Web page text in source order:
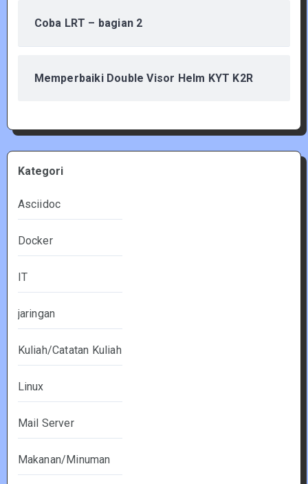
Coba LRT – bagian 2
Memperbaiki Double Visor Helm KYT K2R
Kategori
Asciidoc
Docker
IT
jaringan
Kuliah/Catatan Kuliah
Linux
Mail Server
Makanan/Minuman